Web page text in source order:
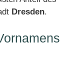
Dresden.